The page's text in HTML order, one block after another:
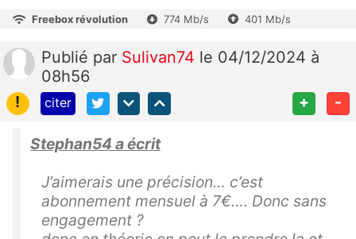
Freebox révolution 774 Mb/s 401 Mb/s
Publié par Sulivan74 le 04/12/2024 à
08h56
!
citer + -
Stephan54 a écrit
J’aimerais une précision… c’est
abonnement mensuel à 7€…. Donc sans
engagement ?